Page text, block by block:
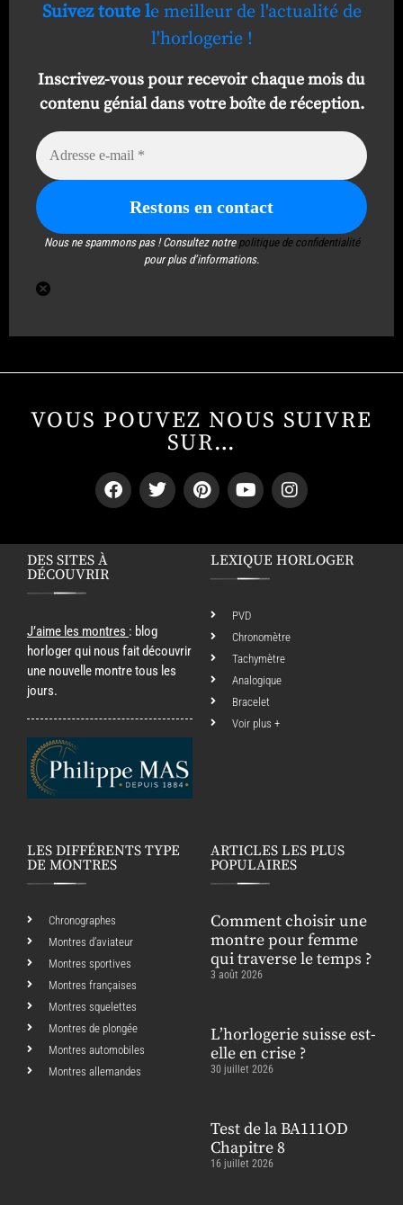
Suivez toute le meilleur de l'actualité de
l'horlogerie !
Inscrivez-vous pour recevoir chaque mois du
contenu génial dans votre boîte de réception.
Nous ne spammons pas ! Consultez notre politique de confidentialité
pour plus d’informations.
VOUS POUVEZ NOUS SUIVRE
SUR…
DES SITES À
DÉCOUVRIR
J’aime les montres : blog
horloger qui nous fait découvrir
une nouvelle montre tous les
jours.
LEXIQUE HORLOGER
PVD
Chronomètre
Tachymètre
Analogique
Bracelet
Voir plus +
LES DIFFÉRENTS TYPE
DE MONTRES
Chronographes
Montres d’aviateur
Montres sportives
Montres françaises
Montres squelettes
Montres de plongée
Montres automobiles
Montres allemandes
ARTICLES LES PLUS
POPULAIRES
Comment choisir une
montre pour femme
qui traverse le temps ?
3 août 2026
L’horlogerie suisse est-
elle en crise ?
30 juillet 2026
Test de la BA111OD
Chapitre 8
16 juillet 2026